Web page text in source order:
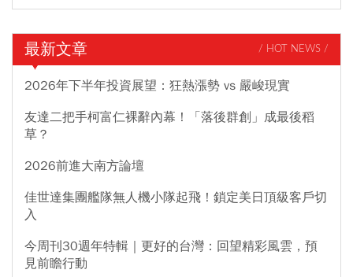
最新文章 / HOT NEWS /
2026年下半年投資展望：狂熱漲勢 vs 嚴峻現實
友達二把手柯富仁裸辭內幕！「落後群創」成最後稻
草？
2026前進大南方論壇
佳世達集團艦隊無人機小隊起飛！鎖定美日頂級客戶切
入
今周刊30週年特輯｜更好的台灣：回望精彩風雲，預
見前瞻行動